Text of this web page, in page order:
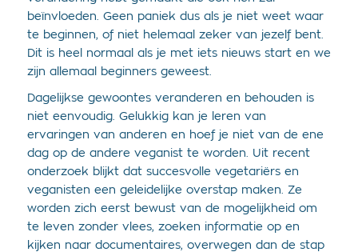
beïnvloeden. Geen paniek dus als je niet weet waar
te beginnen, of niet helemaal zeker van jezelf bent.
Dit is heel normaal als je met iets nieuws start en we
zijn allemaal beginners geweest.
Dagelijkse gewoontes veranderen en behouden is
niet eenvoudig. Gelukkig kan je leren van
ervaringen van anderen en hoef je niet van de ene
dag op de andere veganist te worden. Uit recent
onderzoek blijkt dat succesvolle vegetariërs en
veganisten een geleidelijke overstap maken. Ze
worden zich eerst bewust van de mogelijkheid om
te leven zonder vlees, zoeken informatie op en
kijken naar documentaires, overwegen dan de stap